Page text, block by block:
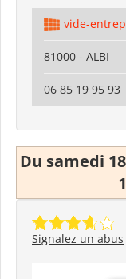
vide-
81000 - ALBI
06 85 19 95 93
Du samedi
Signalez un abus